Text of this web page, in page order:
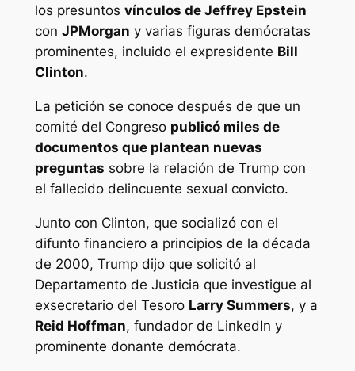
los presuntos vínculos de Jeffrey Epstein
con JPMorgan y varias figuras demócratas
prominentes, incluido el expresidente Bill
Clinton.
La petición se conoce después de que un
comité del Congreso publicó miles de
documentos que plantean nuevas
preguntas sobre la relación de Trump con
el fallecido delincuente sexual convicto.
Junto con Clinton, que socializó con el
difunto financiero a principios de la década
de 2000, Trump dijo que solicitó al
Departamento de Justicia que investigue al
exsecretario del Tesoro Larry Summers, y a
Reid Hoffman, fundador de LinkedIn y
prominente donante demócrata.